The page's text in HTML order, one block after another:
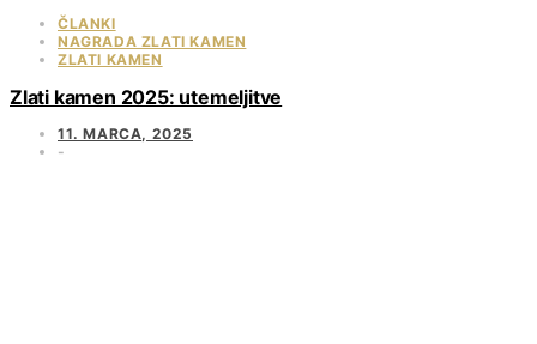
ČLANKI
NAGRADA ZLATI KAMEN
ZLATI KAMEN
Zlati kamen 2025: utemeljitve
11. MARCA, 2025